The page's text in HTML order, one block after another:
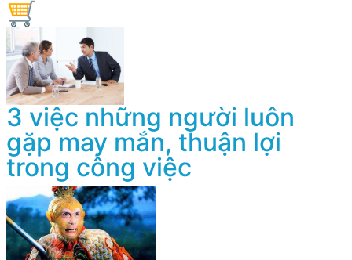
3 việc những người luôn
gặp may mắn, thuận lợi
trong công việc